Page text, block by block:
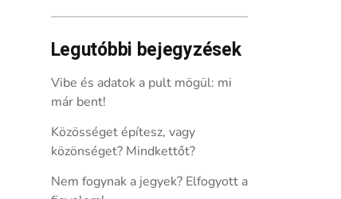
Legutóbbi bejegyzések
Vibe és adatok a pult mögül: mi
már bent!
Közösséget építesz, vagy
közönséget? Mindkettőt?
Nem fogynak a jegyek? Elfogyott a